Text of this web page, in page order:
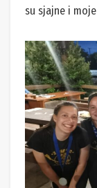
su sjajne i